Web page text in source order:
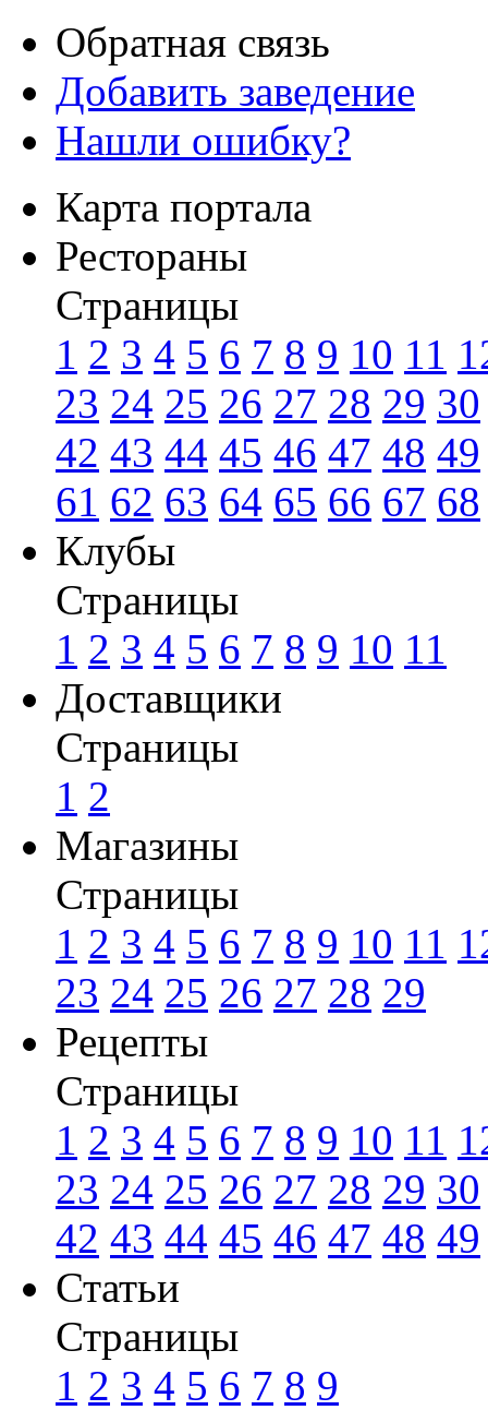
Обратная связь
Добавить заведение
Нашли ошибку?
Карта портала
Рестораны
Страницы
1 2 3 4 5 6 7 8 9 10 11
23 24 25 26 27 28 29 30
42 43 44 45 46 47 48 49
61 62 63 64 65 66 67 68
Клубы
Страницы
1 2 3 4 5 6 7 8 9 10 11
Доставщики
Страницы
1 2
Магазины
Страницы
1 2 3 4 5 6 7 8 9 10 11
23 24 25 26 27 28 29
Рецепты
Страницы
1 2 3 4 5 6 7 8 9 10 11
23 24 25 26 27 28 29 30
42 43 44 45 46 47 48 49
Статьи
Страницы
1 2 3 4 5 6 7 8 9